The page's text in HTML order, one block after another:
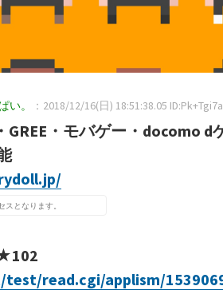
い。 ：2018/12/16(日) 18:51:38.05
・モバゲー・docomo d
スとなります。
read.cgi/applism/